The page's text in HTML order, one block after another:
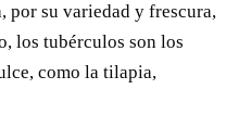
por su variedad y frescura,
los tubérculos son los
como la tilapia,